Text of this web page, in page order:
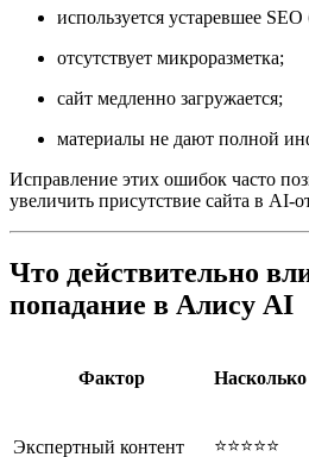
используется устаревшее
отсутствует микроразметка;
сайт медленно загружается;
материалы не дают полной
Исправление этих ошибок часто
увеличить присутствие сайта в AI-
Что действительно
попадание в Алису AI
Фактор
Экспертный контент ⭐⭐⭐⭐⭐